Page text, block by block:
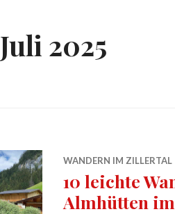
Juli 2025
WANDERN IM ZILLERTAL
10 leichte
Almhütten